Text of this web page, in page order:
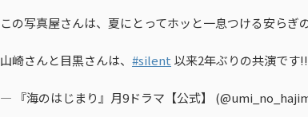
この写真屋さんは、夏にとってホッと一息つける安らぎの
山崎さんと目黒さんは、 #silent 以来2年ぶりの共演です!!
— 『海のはじまり』月9ドラマ【公式】